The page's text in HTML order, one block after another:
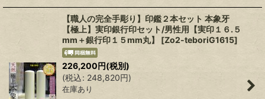
【職人の完全手彫り】印鑑２本セット 本象牙
【極上】実印銀行印セット/男性用【実印１６.５
mm＋銀行印１５mm丸】
[Zo2-teboriG1615]
226,200円(税別)
(税込: 248,820円)
在庫あり